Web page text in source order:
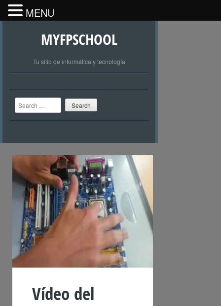
MYFPSCHOOL
Tu sitio de informática y tecnología
Search
Vídeo del
MENU